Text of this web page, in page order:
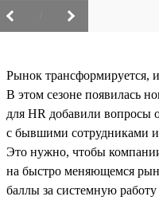
Рынок трансформируется,
В этом сезоне появилась
для HR добавили вопросы
с бывшими сотрудниками
Это нужно, чтобы
на быстро меняющемся
баллы за системную